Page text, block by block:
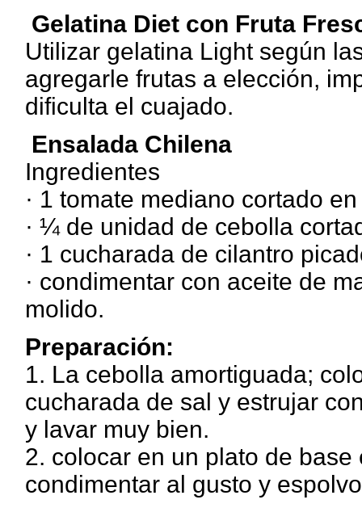
Gelatina Diet con Fruta
Utilizar gelatina Light según
agregarle frutas a elección,
dificulta el cuajado.
Ensalada Chilena
Ingredientes
· 1 tomate mediano cortado
· ¼ de unidad de cebolla
· 1 cucharada de cilantro
· condimentar con aceite de
molido.
Preparación:
1. La cebolla amortiguada;
cucharada de sal y estrujar
y lavar muy bien.
2. colocar en un plato de
condimentar al gusto y